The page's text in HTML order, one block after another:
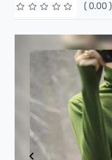
( 0.00 )